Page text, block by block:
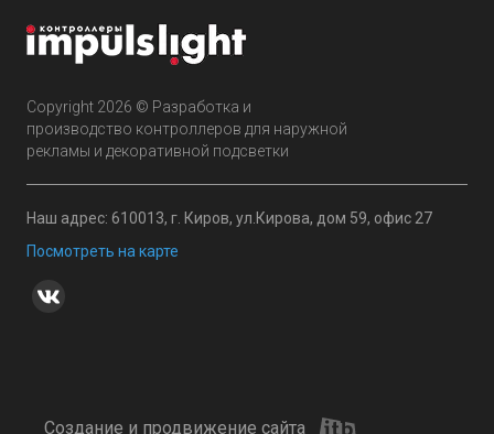
Copyright 2026 © Разработка и
производство контроллеров для наружной
рекламы и декоративной подсветки
Наш адрес: 610013, г. Киров, ул.Кирова, дом 59, офис 27
Посмотреть на карте
Создание и продвижение сайта